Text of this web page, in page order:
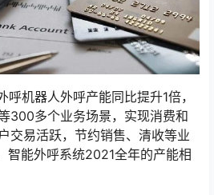
机器人外呼产能同比提升1倍，
300多个业务场景，实现消费和
交易活跃，节约销售、清收等业
智能外呼系统2021全年的产能相